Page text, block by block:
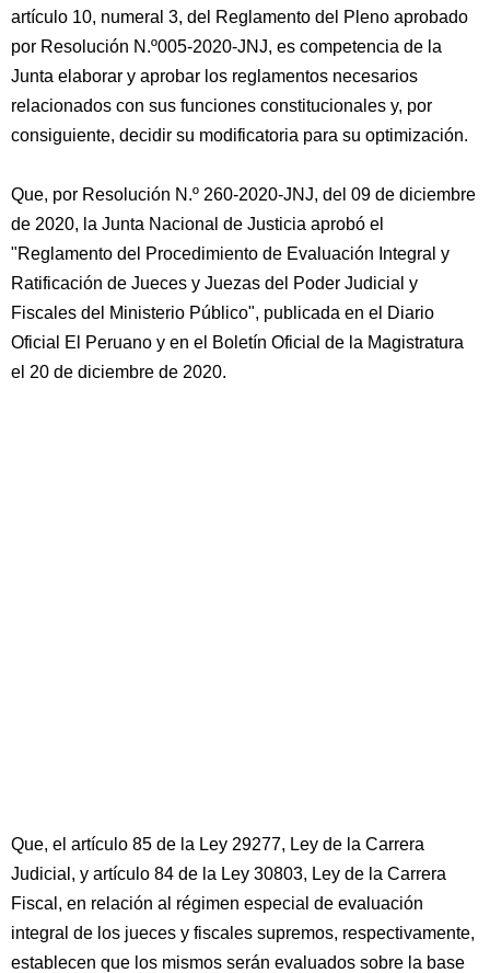
artículo 10, numeral 3, del Reglamento del Pleno aprobado
por Resolución N.º005-2020-JNJ, es competencia de la
Junta elaborar y aprobar los reglamentos necesarios
relacionados con sus funciones constitucionales y, por
consiguiente, decidir su modificatoria para su optimización.
Que, por Resolución N.º 260-2020-JNJ, del 09 de diciembre
de 2020, la Junta Nacional de Justicia aprobó el
"Reglamento del Procedimiento de Evaluación Integral y
Ratificación de Jueces y Juezas del Poder Judicial y
Fiscales del Ministerio Público", publicada en el Diario
Oficial El Peruano y en el Boletín Oficial de la Magistratura
el 20 de diciembre de 2020.
Que, el artículo 85 de la Ley 29277, Ley de la Carrera
Judicial, y artículo 84 de la Ley 30803, Ley de la Carrera
Fiscal, en relación al régimen especial de evaluación
integral de los jueces y fiscales supremos, respectivamente,
establecen que los mismos serán evaluados sobre la base